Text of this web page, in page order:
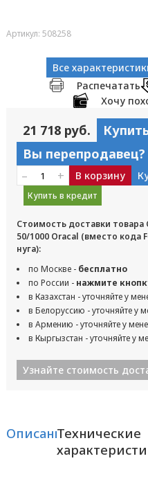
Артикул: 508258
Все
Распечатать
Хочу
21 718 руб.
Вы перепродавец?
– + В корзину
Купить в кредит
Стоимость доставки товара
50/1000 Oracal (вместо кода
нуга):
по Москве - бесплатно
по России - нажмите
в Казахстан - уточняйте у
в Белоруссию - уточняйте у
в Армению - уточняйте у
в Кыргызстан - уточняйте у
Узнайте стоимость
ОписаниеТехнические